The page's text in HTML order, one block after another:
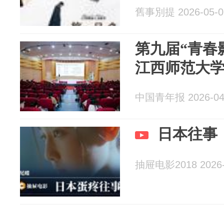
舊事別提 2026-05-
第九届“青春
江西师范大
中国青年报 2026-
日本往
抽屉电影2018